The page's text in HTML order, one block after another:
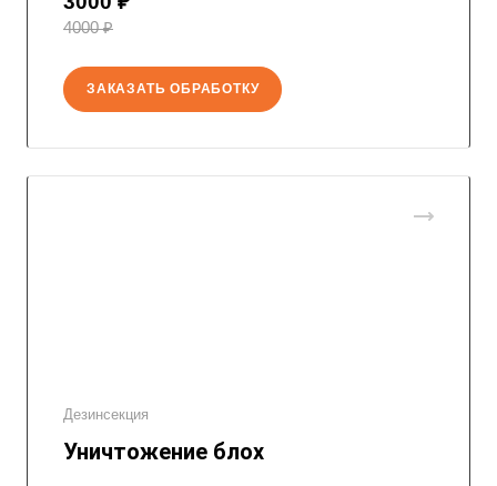
4000 ₽
ЗАКАЗАТЬ ОБРАБОТКУ
Дезинсекция
Уничтожение блох